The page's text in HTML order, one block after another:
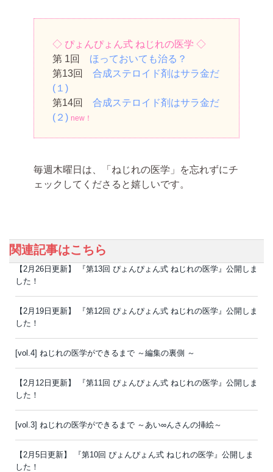
◇ ぴょんぴょん式 ねじれの医学 ◇
第 1回 ほっておいても治る？
第13回 合成ステロイド剤はサラ金だ
(１)
第14回 合成ステロイド剤はサラ金だ
(２) new！
毎週木曜日は、「ねじれの医学」を忘れずにチ
ェックしてくださると嬉しいです。
関連記事はこちら
【2月26日更新】 『第13回 ぴょんぴょん式 ねじれの医学』公開しま
した！
【2月19日更新】 『第12回 ぴょんぴょん式 ねじれの医学』公開しま
した！
[vol.4] ねじれの医学ができるまで ～編集の裏側 ～
【2月12日更新】 『第11回 ぴょんぴょん式 ねじれの医学』公開しま
した！
[vol.3] ねじれの医学ができるまで ～あい∞んさんの挿絵～
【2月5日更新】 『第10回 ぴょんぴょん式 ねじれの医学』公開しま
した！